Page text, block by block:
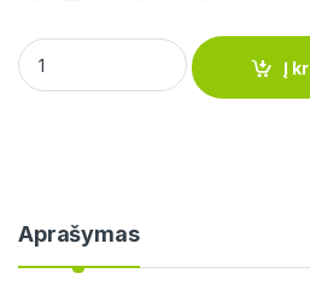
Dangtis su silikonu 20-28 cm 1033
Į
Aprašymas